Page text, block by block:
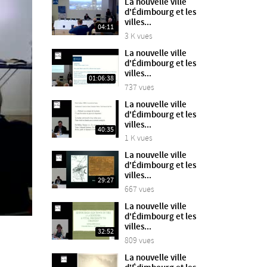
04:11
La nouvelle ville
d'Édimbourg et les
villes...
3 K vues
01:06:38
La nouvelle ville
d'Édimbourg et les
villes...
737 vues
40:35
La nouvelle ville
d'Édimbourg et les
villes...
1 K vues
29:27
La nouvelle ville
d'Édimbourg et les
villes...
667 vues
32:52
La nouvelle ville
d'Édimbourg et les
villes...
809 vues
La nouvelle ville